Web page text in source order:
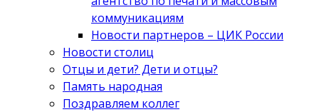
коммуникациям
Новости партнеров – ЦИК России
Новости столиц
Отцы и дети? Дети и отцы?
Память народная
Поздравляем коллег